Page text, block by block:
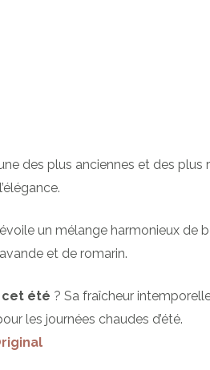
des plus anciennes et des plus
un mélange harmonieux de
et de romarin.
cet été ? Sa fraîcheur
les journées chaudes d’été.